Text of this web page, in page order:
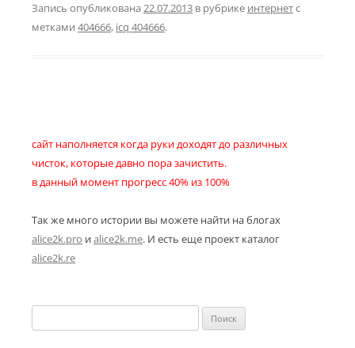
Запись опубликована 22.07.2013 в рубрике интернетс
метками 404666, icq 404666.
сайт наполняется когда руки доходят до различных
чисток, которые давно пора зачистить.
в данный момент прогресс 40% из 100%
Так же много истории вы можете найти на блогах
alice2k.pro иalice2k.me. И есть еще проект каталог
alice2k.re